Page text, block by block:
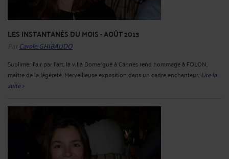
LES INSTANTANÉS DU MOIS - AOÛT 2013
Par Carole GHIBAUDO
Sublimer l'air par l'art, la villa Domergue à Cannes rend hommage à FOLON,
maître de la légèreté. Merveilleuse exposition dans un cadre enchanteur. Lire la
suite >